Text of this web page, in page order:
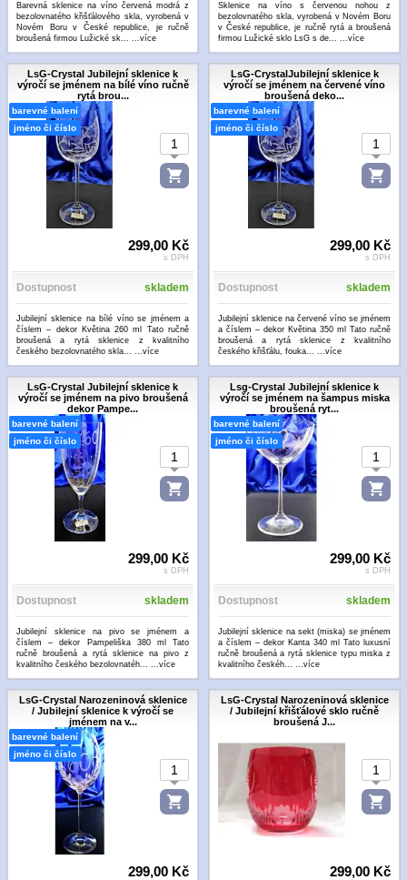
Barevná sklenice na víno červená modrá z
bezolovnatého křišťálového skla, vyrobená v
Novém Boru v České republice, je ručně
broušená firmou Lužické sk... ...více
Sklenice na víno s červenou nohou z
bezolovnatého skla, vyrobená v Novém Boru
v České republice, je ručně rytá a broušená
firmou Lužické sklo LsG s de... ...více
LsG-Crystal Jubilejní sklenice k
výročí se jménem na bílé víno ručně
rytá brou...
barevné balení
jméno či číslo
299,00 Kč
s DPH
Dostupnost skladem
Jubilejní sklenice na bílé víno se jménem a
číslem – dekor Květina 260 ml Tato ručně
broušená a rytá sklenice z kvalitního
českého bezolovnatého skla... ...více
LsG-CrystalJubilejní sklenice k
výročí se jménem na červené víno
broušená deko...
barevné balení
jméno či číslo
299,00 Kč
s DPH
Dostupnost skladem
Jubilejní sklenice na červené víno se jménem
a číslem – dekor Květina 350 ml Tato ručně
broušená a rytá sklenice z kvalitního
českého křišťálu, fouka... ...více
LsG-Crystal Jubilejní sklenice k
výročí se jménem na pivo broušená
dekor Pampe...
barevné balení
jméno či číslo
299,00 Kč
s DPH
Dostupnost skladem
Jubilejní sklenice na pivo se jménem a
číslem – dekor Pampeliška 380 ml Tato
ručně broušená a rytá sklenice na pivo z
kvalitního českého bezolovnatéh... ...více
Lsg-Crystal Jubilejní sklenice k
výročí se jménem na šampus miska
broušená ryt...
barevné balení
jméno či číslo
299,00 Kč
s DPH
Dostupnost skladem
Jubilejní sklenice na sekt (miska) se jménem
a číslem – dekor Kanta 340 ml Tato luxusní
ručně broušená a rytá sklenice typu miska z
kvalitního českéh... ...více
LsG-Crystal Narozeninová sklenice
/ Jubilejní sklenice k výročí se
jménem na v...
barevné balení
jméno či číslo
299,00 Kč
LsG-Crystal Narozeninová sklenice
/ Jubilejní křišťálové sklo ručně
broušená J...
299,00 Kč